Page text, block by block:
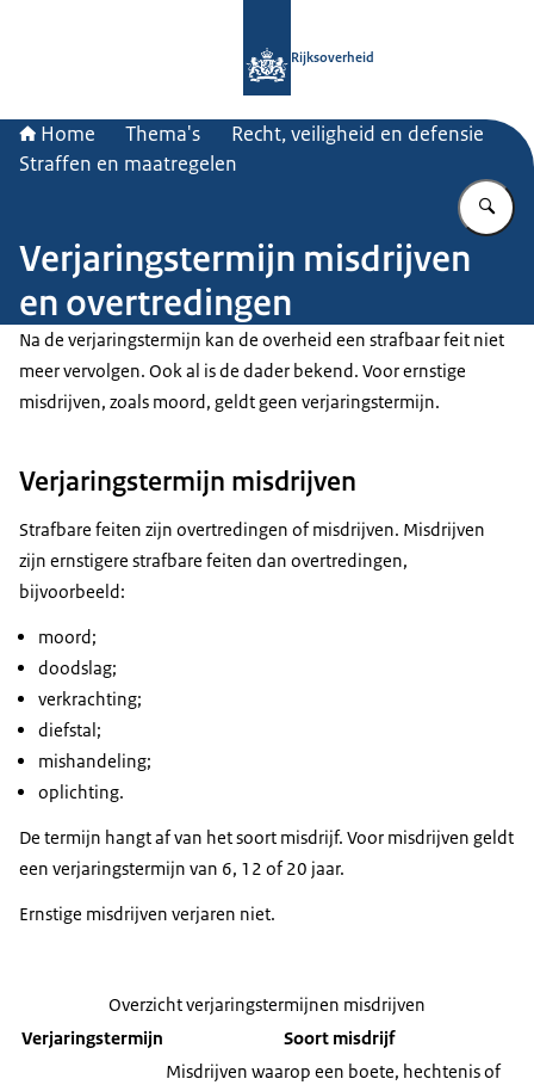
Rijksoverheid
Home Thema's
Recht, veiligheid en defensie
Straffen en maatregelen
Verjaringstermijn misdrijven
en overtredingen
Na de verjaringstermijn kan de overheid een strafbaar feit niet
meer vervolgen. Ook al is de dader bekend. Voor ernstige
misdrijven, zoals moord, geldt geen verjaringstermijn.
Verjaringstermijn misdrijven
Strafbare feiten zijn overtredingen of misdrijven. Misdrijven
zijn ernstigere strafbare feiten dan overtredingen,
bijvoorbeeld:
moord;
doodslag;
verkrachting;
diefstal;
mishandeling;
oplichting.
De termijn hangt af van het soort misdrijf. Voor misdrijven geldt
een verjaringstermijn van 6, 12 of 20 jaar.
Ernstige misdrijven verjaren niet.
Overzicht verjaringstermijnen misdrijven
Verjaringstermijn
Soort misdrijf
Misdrijven waarop een boete, hechtenis of